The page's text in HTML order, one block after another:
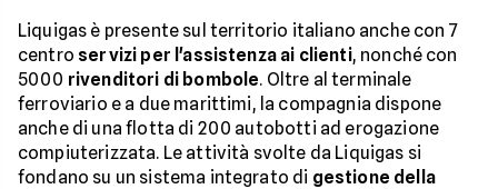
Liquigas è presente sul territorio italiano anche con 7
centro servizi per l'assistenza ai clienti, nonché con
5000 rivenditori di bombole. Oltre al terminale
ferroviario e a due marittimi, la compagnia dispone
anche di una flotta di 200 autobotti ad erogazione
compiuterizzata. Le attività svolte da Liquigas si
fondano su un sistema integrato di gestione della